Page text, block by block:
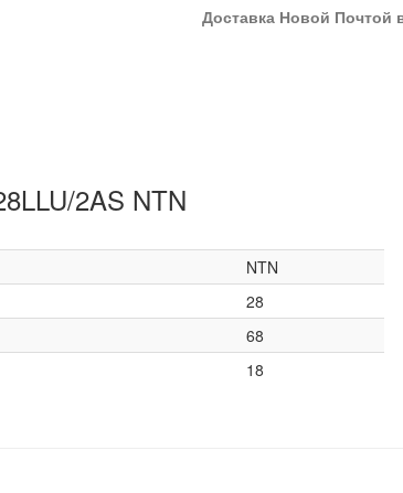
Доставка Новой Почтой
2AS NTN
NTN
28
68
18